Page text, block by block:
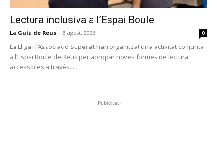
Lectura inclusiva a l’Espai Boule
La Guia de Reus - 3 agost, 2026 0
La Lliga i l’Associació Supera’t han organitzat una activitat conjunta
a l’Espai Boule de Reus per apropar noves formes de lectura
accessibles a través...
-Publicitat-